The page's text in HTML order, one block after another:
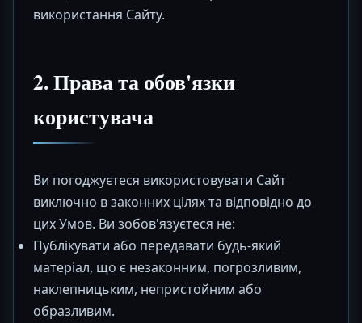
використання Сайту.
2. Права та обов'язки
користувача
Ви погоджуєтеся використовувати Сайт
виключно в законних цілях та відповідно до
цих Умов. Ви зобов'язуєтеся не:
Публікувати або передавати будь-який
матеріал, що є незаконним, погрозливим,
наклепницьким, непристойним або
образливим.